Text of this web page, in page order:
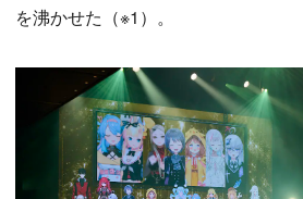
を沸かせた（※1）。